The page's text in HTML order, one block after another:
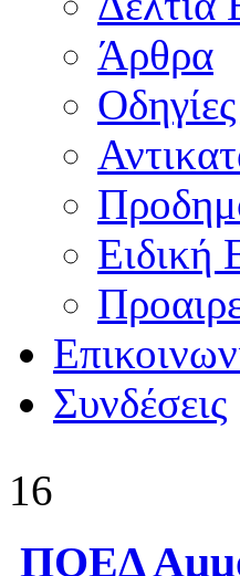
Άρθρα
Ειδική
Συνδέσεις
16
ΠΟΕΔ